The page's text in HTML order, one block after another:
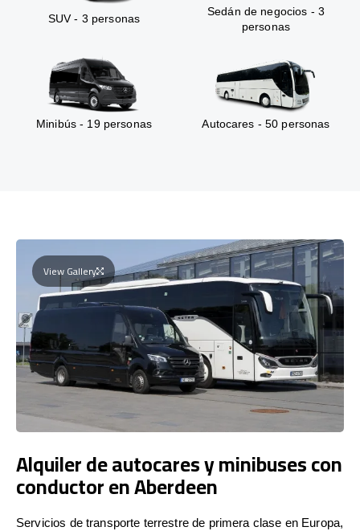
SUV - 3 personas
Sedán de negocios - 3
personas
Minibús - 19 personas Autocares - 50 personas
View Gallery
Alquiler de autocares y minibuses con
conductor en Aberdeen
Servicios de transporte terrestre de primera clase en Europa,